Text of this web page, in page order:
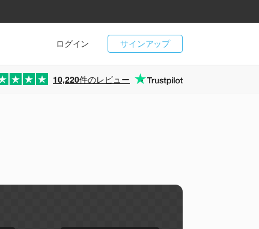
サインアップ
ログイン
10,220件のレビュー